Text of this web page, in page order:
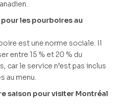
les pourboires au
est une norme sociale. Il
entre 15 % et 20 % du
car le service n’est pas inclus
au menu.
saison pour visiter Montréal